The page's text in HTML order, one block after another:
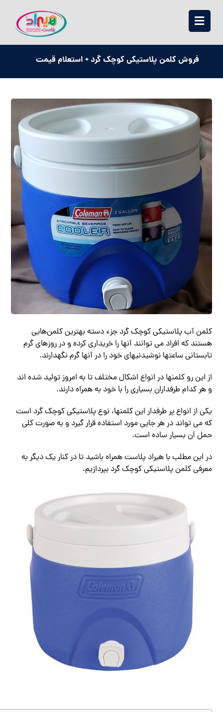
فروش کلمن پلاستیکی کوچک گرد + استعلام قیمت
کلمن آب پلاستیکی کوچک گرد جزء دسته بهترین کلمن‌هایی
هستند که افراد می توانند آنها را خریداری کرده و در روزهای گرم
تابستانی ساعتها نوشیدنیهای خود را در آنها گرم نگهدارند.
از این رو کلمنها در انواع اشکال مختلف تا به امروز تولید شده‌ اند
و هر کدام طرفداران بسیاری را با خود به همراه دارند.
یکی از انواع پر طرفدار این کلمنها، نوع پلاستیکی کوچک گرد است
که می تواند در هر جایی مورد استفاده قرار گیرد و به صورت کلی
حمل آن بسیار ساده است.
در این مطلب با هیراد پلاست همراه باشید تا در کنار یک دیگر به
معرفی کلمن پلاستیکی کوچک گرد بپردازیم.